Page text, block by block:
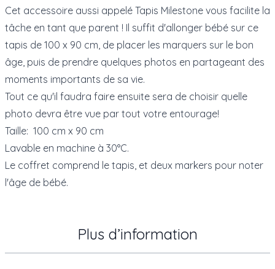
Cet accessoire aussi appelé Tapis Milestone vous facilite la
tâche en tant que parent ! Il suffit d'allonger bébé sur ce
tapis de 100 x 90 cm, de placer les marquers sur le bon
âge, puis de prendre quelques photos en partageant des
moments importants de sa vie.
Tout ce qu'il faudra faire ensuite sera de choisir quelle
photo devra être vue par tout votre entourage!
Taille: 100 cm x 90 cm
Lavable en machine à 30°C.
Le coffret comprend le tapis, et deux markers pour noter
l'âge de bébé.
Plus d’information